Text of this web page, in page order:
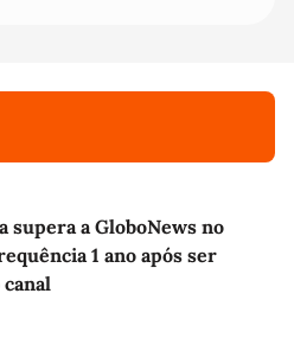
supera a GloboNews no
1 ano após ser